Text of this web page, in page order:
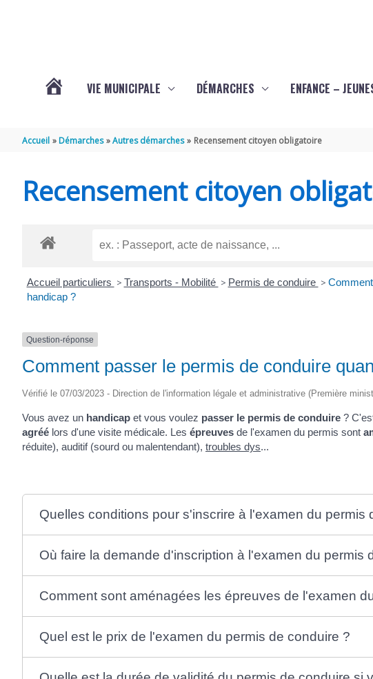
THÉNAC
VIE MUNICIPALE DÉMARCHES ENFANCE –
Accueil Démarches Autres démarches Recensement citoyen obligatoire
Recensement citoyen
Accueil particuliers > Transports - Mobilité > Permis de conduire >
handicap ?
Question-réponse
Comment passer le permis de conduire
Vérifié le 07/03/2023 - Direction de l'information légale et administrative (Première
Vous avez un handicap et vous voulez passer le permis de conduire ?
agréé lors d'une visite médicale. Les épreuves de l'examen du permis sont
réduite), auditif (sourd ou malentendant), troubles dys...
Quelles conditions pour s'inscrire à l'examen du permis
Où faire la demande d'inscription à l'examen du permis
Comment sont aménagées les épreuves de l'examen
Quel est le prix de l'examen du permis de conduire ?